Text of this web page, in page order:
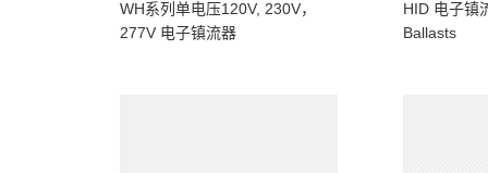
WH系列单电压120V, 230V，
277V 电子镇流器
HID 电子镇
Ballasts